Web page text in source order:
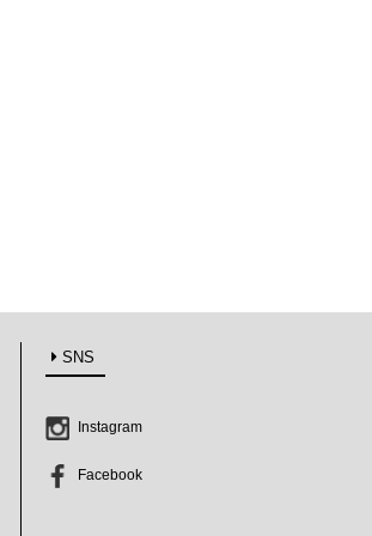
su-nao home 松本圭嗣
Toni Saikkonen
SNS
Instagram
Facebook